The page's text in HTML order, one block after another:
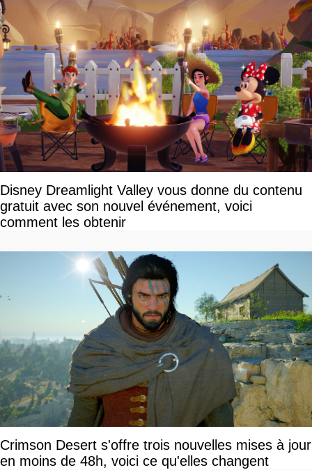
Disney Dreamlight Valley vous donne du contenu
gratuit avec son nouvel événement, voici
comment les obtenir
Crimson Desert s'offre trois nouvelles mises à jour
en moins de 48h, voici ce qu'elles changent